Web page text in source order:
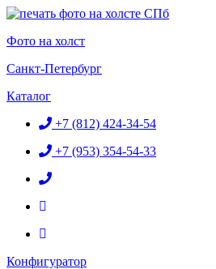
Перейти
содержимому
Фото на холст
Санкт-Петербург
Каталог
+7 (812) 424-34-54
+7 (953) 354-54-33
Конфигуратор